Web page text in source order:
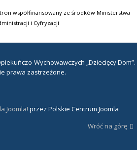
współfinansowany ze środków Ministerstwa
i Cyfryzacji
Wychowawczych „Dziecięcy Dom”.
prawa zastrzeżone.
Joomla! przez Polskie Centrum Joomla
Wróć na górę